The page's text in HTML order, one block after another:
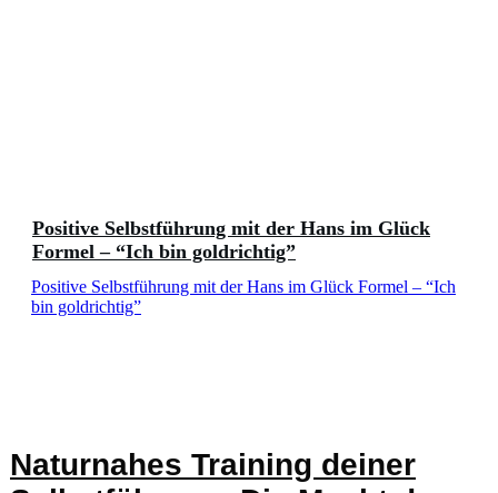
Positive Selbstführung mit der Hans im Glück
Formel – “Ich bin goldrichtig”
Positive Selbstführung mit der Hans im Glück Formel – “Ich
bin goldrichtig”
Naturnahes Training deiner